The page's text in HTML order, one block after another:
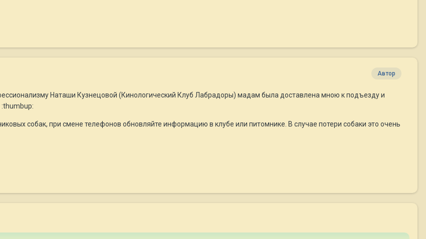
Автор
Наташи Кузнецовой (Кинологический Клуб Лабрадоры) мадам была доставлена мною к подъезду и
собак, при смене телефонов обновляйте информацию в клубе или питомнике. В случае потери собаки это очень